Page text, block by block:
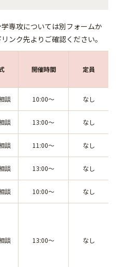
専攻については別フォームか
ンク先よりご確認ください。
開催時間 定員
談 10:00～ なし
談 13:00～ なし
談 11:00～ なし
談 13:00～ なし
談 10:00～ なし
談 13:00～ なし